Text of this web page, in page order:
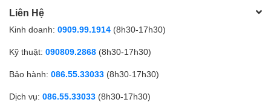
9. Tương thích Google Assistant & Alexa
IMOU PS8EP-3V0 có thể kết nối vớiGoogle Assistant và
nâng cao trải nghiệm sử dụng thông minh.
10. Chuẩn chống nước IP67 bền bỉ
Liên Hệ
Kinh doanh: 0909.99.1914 (8h30-17h30)
Kỹ thuật: 090809.2868 (8h30-17h30)
Bảo hành: 086.55.33033 (8h30-17h30)
Dịch vụ: 086.55.33033 (8h30-17h30)